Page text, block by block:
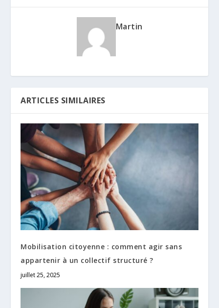
Martin
ARTICLES SIMILAIRES
Mobilisation citoyenne : comment agir sans
appartenir à un collectif structuré ?
juillet 25, 2025